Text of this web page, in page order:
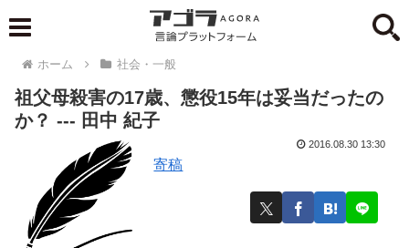
ホーム 社会・一般
祖父母殺害の17歳、懲役15年は妥当だったの
か？ --- 田中 紀子
寄稿
2016.08.30 13:30